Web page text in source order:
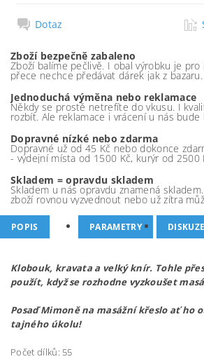
Dotaz
Zboží bezpečně zabaleno
Zboží balíme pečlivě. I obal výrobku je
přece nechce předávat dárek jak z bazaru.
Jednoduchá výměna nebo reklamace
Někdy se prostě netrefíte do vkusu. I
rozbít. Ale reklamace i vrácení u nás bude
Dopravné nízké nebo zdarma
Dopravné už od 45 Kč nebo dokonce
- výdejní místa od 1500 Kč, kurýr od 2500
Skladem = opravdu skladem
Skladem u nás opravdu znamená
zboží rovnou vyzvednout nebo už zítra
POPIS PARAMETRY DISKUZE
Klobouk, kravata a velký knír. Tohle
použít, když se rozhodne vyzkoušet
Posaď Mimoně na masážní křeslo ať ho
tajného úkolu!
Počet dílků: 55